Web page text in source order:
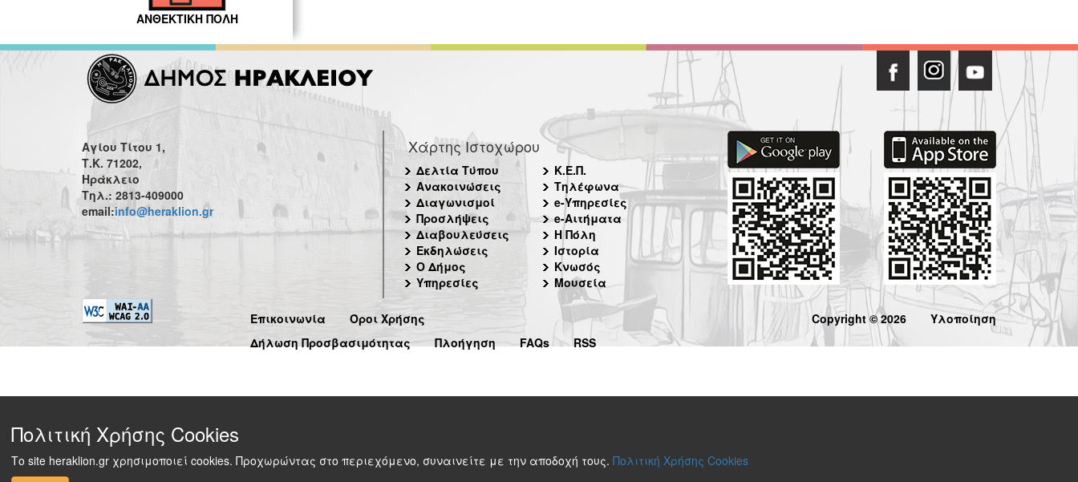
ΑΝΘΕΚΤΙΚΗ ΠΟΛΗ
Αγίου Τίτου 1,
Τ.Κ. 71202,
Ηράκλειο
Τηλ.: 2813-409000
email:info@heraklion.gr
Χάρτης Ιστοχώρου
Δελτία Τύπου
Ανακοινώσεις
Διαγωνισμοί
Προσλήψεις
Διαβουλεύσεις
Εκδηλώσεις
Ο Δήμος
Υπηρεσίες
Κ.Ε.Π.
Τηλέφωνα
e-Υπηρεσίες
e-Αιτήματα
Η Πόλη
Ιστορία
Κνωσός
Μουσεία
Επικοινωνία
Όροι Χρήσης
Δήλωση Προσβασιμότητας
Πλοήγηση FAQs RSS
Copyright © 2026 Υλοποίηση
Πολιτική Χρήσης Cookies
Το site heraklion.gr χρησιμοποιεί cookies. Προχωρώντας στο περιεχόμενο, συναινείτε με την αποδοχή τους. Πολιτική Χρήσης Cookies